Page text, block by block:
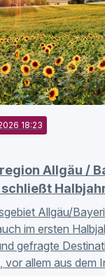
18:23
Allgäu /
Allgäu/
im ersten
gefragte
vor allem aus dem